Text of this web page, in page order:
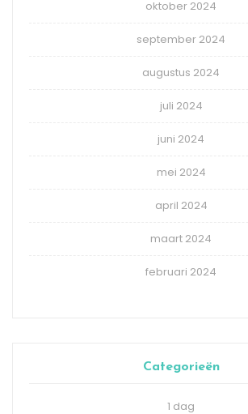
oktober 2024
september 2024
augustus 2024
juli 2024
juni 2024
mei 2024
april 2024
maart 2024
februari 2024
Categorieën
1 dag